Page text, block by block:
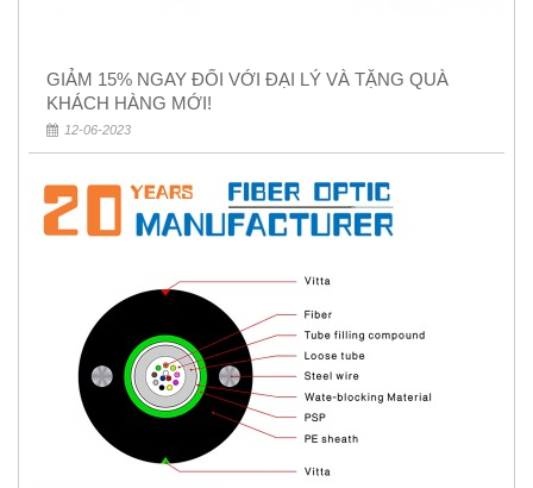
GIẢM 15% NGAY ĐỐI VỚI ĐẠI LÝ VÀ TẶNG QUÀ
KHÁCH HÀNG MỚI!
12-06-2023